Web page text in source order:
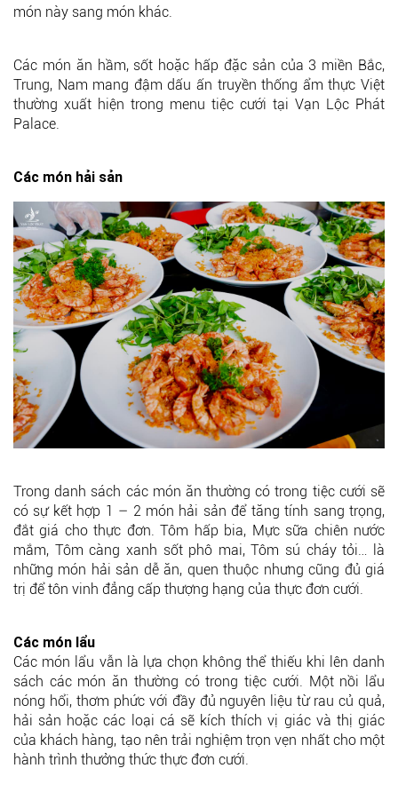
món này sang món khác.
Các món ăn hầm, sốt hoặc hấp đặc sản của 3 miền Bắc,
Trung, Nam mang đậm dấu ấn truyền thống ẩm thực Việt
thường xuất hiện trong menu tiệc cưới tại Vạn Lộc Phát
Palace.
Các món hải sản
Trong danh sách các món ăn thường có trong tiệc cưới sẽ
có sự kết hợp 1 – 2 món hải sản để tăng tính sang trọng,
đắt giá cho thực đơn. Tôm hấp bia, Mực sữa chiên nước
mắm, Tôm càng xanh sốt phô mai, Tôm sú cháy tỏi… là
những món hải sản dễ ăn, quen thuộc nhưng cũng đủ giá
trị để tôn vinh đẳng cấp thượng hạng của thực đơn cưới.
Các món lẩu
Các món lẩu vẫn là lựa chọn không thể thiếu khi lên danh
sách các món ăn thường có trong tiệc cưới. Một nồi lẩu
nóng hổi, thơm phức với đầy đủ nguyên liệu từ rau củ quả,
hải sản hoặc các loại cá sẽ kích thích vị giác và thị giác
của khách hàng, tạo nên trải nghiệm trọn vẹn nhất cho một
hành trình thưởng thức thực đơn cưới.